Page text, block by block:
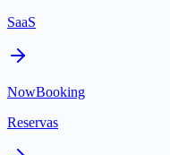
SaaS
NowBooking
Reservas